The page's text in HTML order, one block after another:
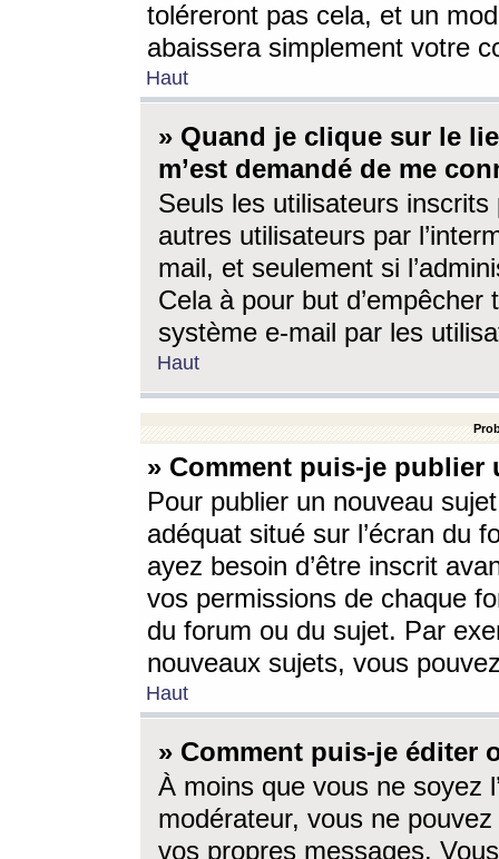
toléreront pas cela, et un
abaissera simplement votre
Haut
» Quand je clique sur le
m’est demandé de me
Seuls les utilisateurs
autres utilisateurs par
mail, et seulement si
Cela à pour but
système e-mail par les
Haut
» Comment puis-je
Pour publier un nouveau
adéquat situé sur l’écran du
ayez besoin d’être inscrit
vos permissions de chaque
du forum ou du sujet. Par
nouveaux sujets, vous
Haut
» Comment puis-je éditer
À moins que vous ne soyez
modérateur, vous ne
vos propres messages.